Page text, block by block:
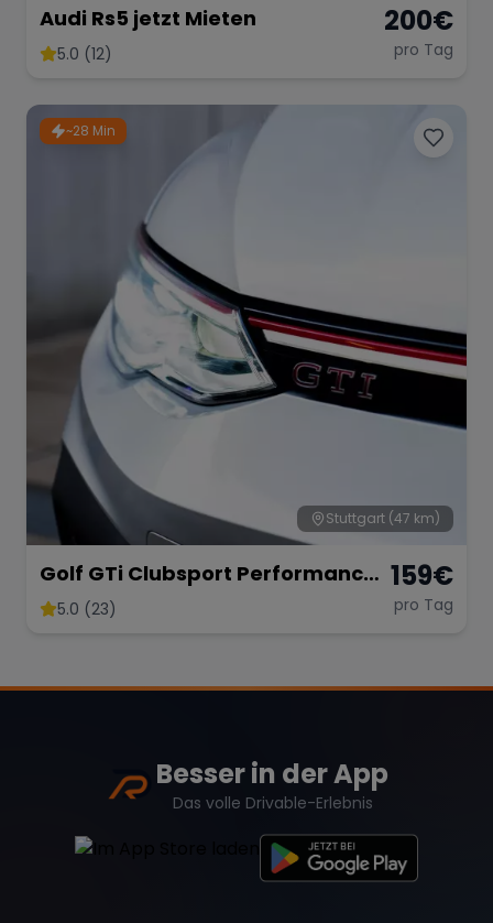
Audi Rs5 jetzt Mieten
5.0 (12)
200€
pro Tag
~28 Min
Stuttgart (47 km)
Golf GTi Clubsport Performance
Paket
5.0 (23)
159€
pro Tag
Besser in der App
Das volle Drivable-Erlebnis